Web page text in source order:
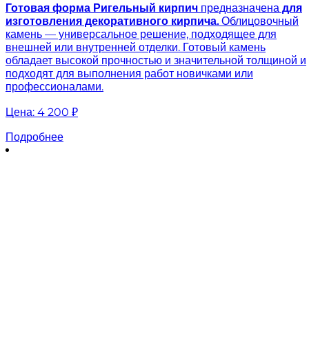
Готовая форма Ригельный кирпич предназначена для
изготовления декоративного кирпича.Облицовочный
камень — универсальное решение, подходящее для
внешней или внутренней отделки. Готовый камень
обладает высокой прочностью и значительной толщиной и
подходят для выполнения работ новичками или
профессионалами.
Цена: 4 200 ₽
Подробнее